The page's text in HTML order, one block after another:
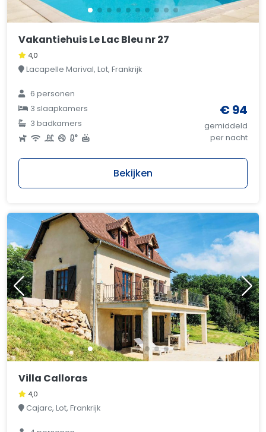
Vakantiehuis Le Lac Bleu nr 27
4,0
Lacapelle Marival, Lot, Frankrijk
6 personen
3 slaapkamers
3 badkamers
€ 94
gemiddeld
per nacht
Bekijken
Villa Calloras
4,0
Cajarc, Lot, Frankrijk